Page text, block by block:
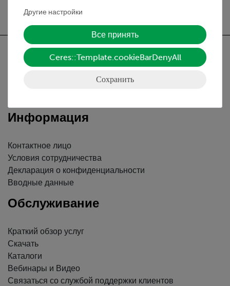
Nach oben
Информация
Контактное лицо
Условия сотрудничества
Декларация о конфиденциальности
Вводные данные
Обслуживание
Краткий обзор услуг
Скачать
Каталоги
Вебинары и Видео
Связаться со службой поддержки клиентов
Другие настройки
Все принять
Ceres::Template.cookieBarDenyAll
Сохранить